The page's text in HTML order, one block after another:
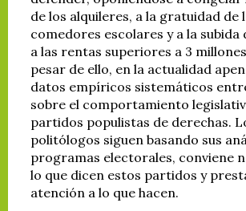
de los alquileres, a la gratuidad de
comedores escolares y a la subida
a las rentas superiores a 3
pesar de ello, en la actualidad
datos empíricos sistemáticos
sobre el comportamiento
partidos populistas de derechas.
politólogos siguen basando sus
programas electorales, conviene
lo que dicen estos partidos y
atención a lo que hacen.